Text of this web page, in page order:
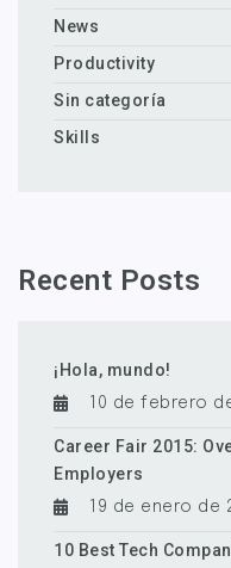
News
Productivity
Sin categoría
Skills
Recent Posts
¡Hola, mundo!
10 de febrero
Career Fair 2015:
Employers
19 de enero de
10 Best Tech